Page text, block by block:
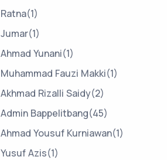
Ratna(1)
Jumar(1)
Ahmad Yunani(1)
Muhammad Fauzi Makki(1)
Akhmad Rizalli Saidy(2)
Admin Bappelitbang(45)
Ahmad Yousuf Kurniawan(1)
Yusuf Azis(1)